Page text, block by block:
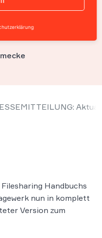
als
verfügbar
Handbuchs
nun in komplett
Version zum